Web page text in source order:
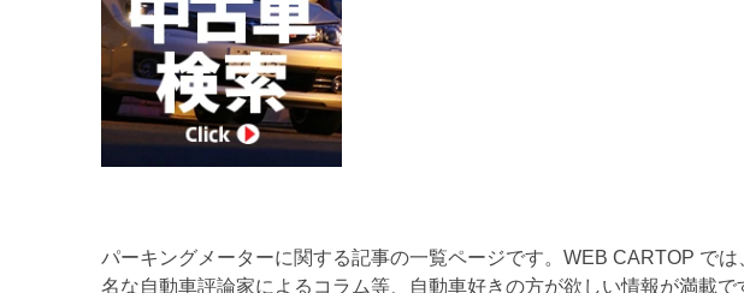
パーキングメーターに関する記事の一覧ページです。WEB CARTOP で
名な自動車評論家によるコラム等、自動車好きの方が欲しい情報が満載で